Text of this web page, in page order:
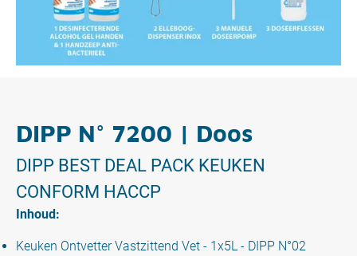
DIPP N° 7200 | Doos
DIPP BEST DEAL PACK KEUKEN
CONFORM HACCP
Inhoud:
Keuken Ontvetter Vastzittend Vet - 1x5L - DIPP N°02